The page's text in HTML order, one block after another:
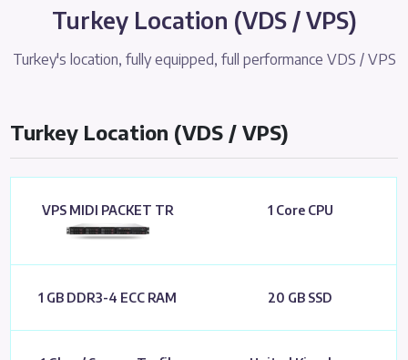
Turkey Location (VDS / VPS)
Turkey's location, fully equipped, full performance VDS / VPS
Turkey Location (VDS / VPS)
VPS MIDI PACKET TR 1 Core CPU
1 GB DDR3-4 ECC RAM 20 GB SSD